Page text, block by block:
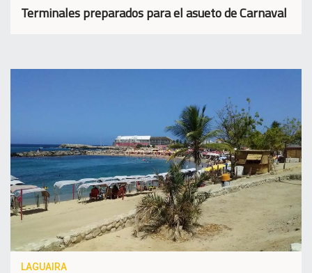
Terminales preparados para el asueto de Carnaval
LAGUAIRA